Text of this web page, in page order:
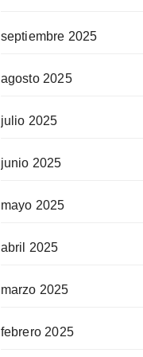
septiembre 2025
agosto 2025
julio 2025
junio 2025
mayo 2025
abril 2025
marzo 2025
febrero 2025